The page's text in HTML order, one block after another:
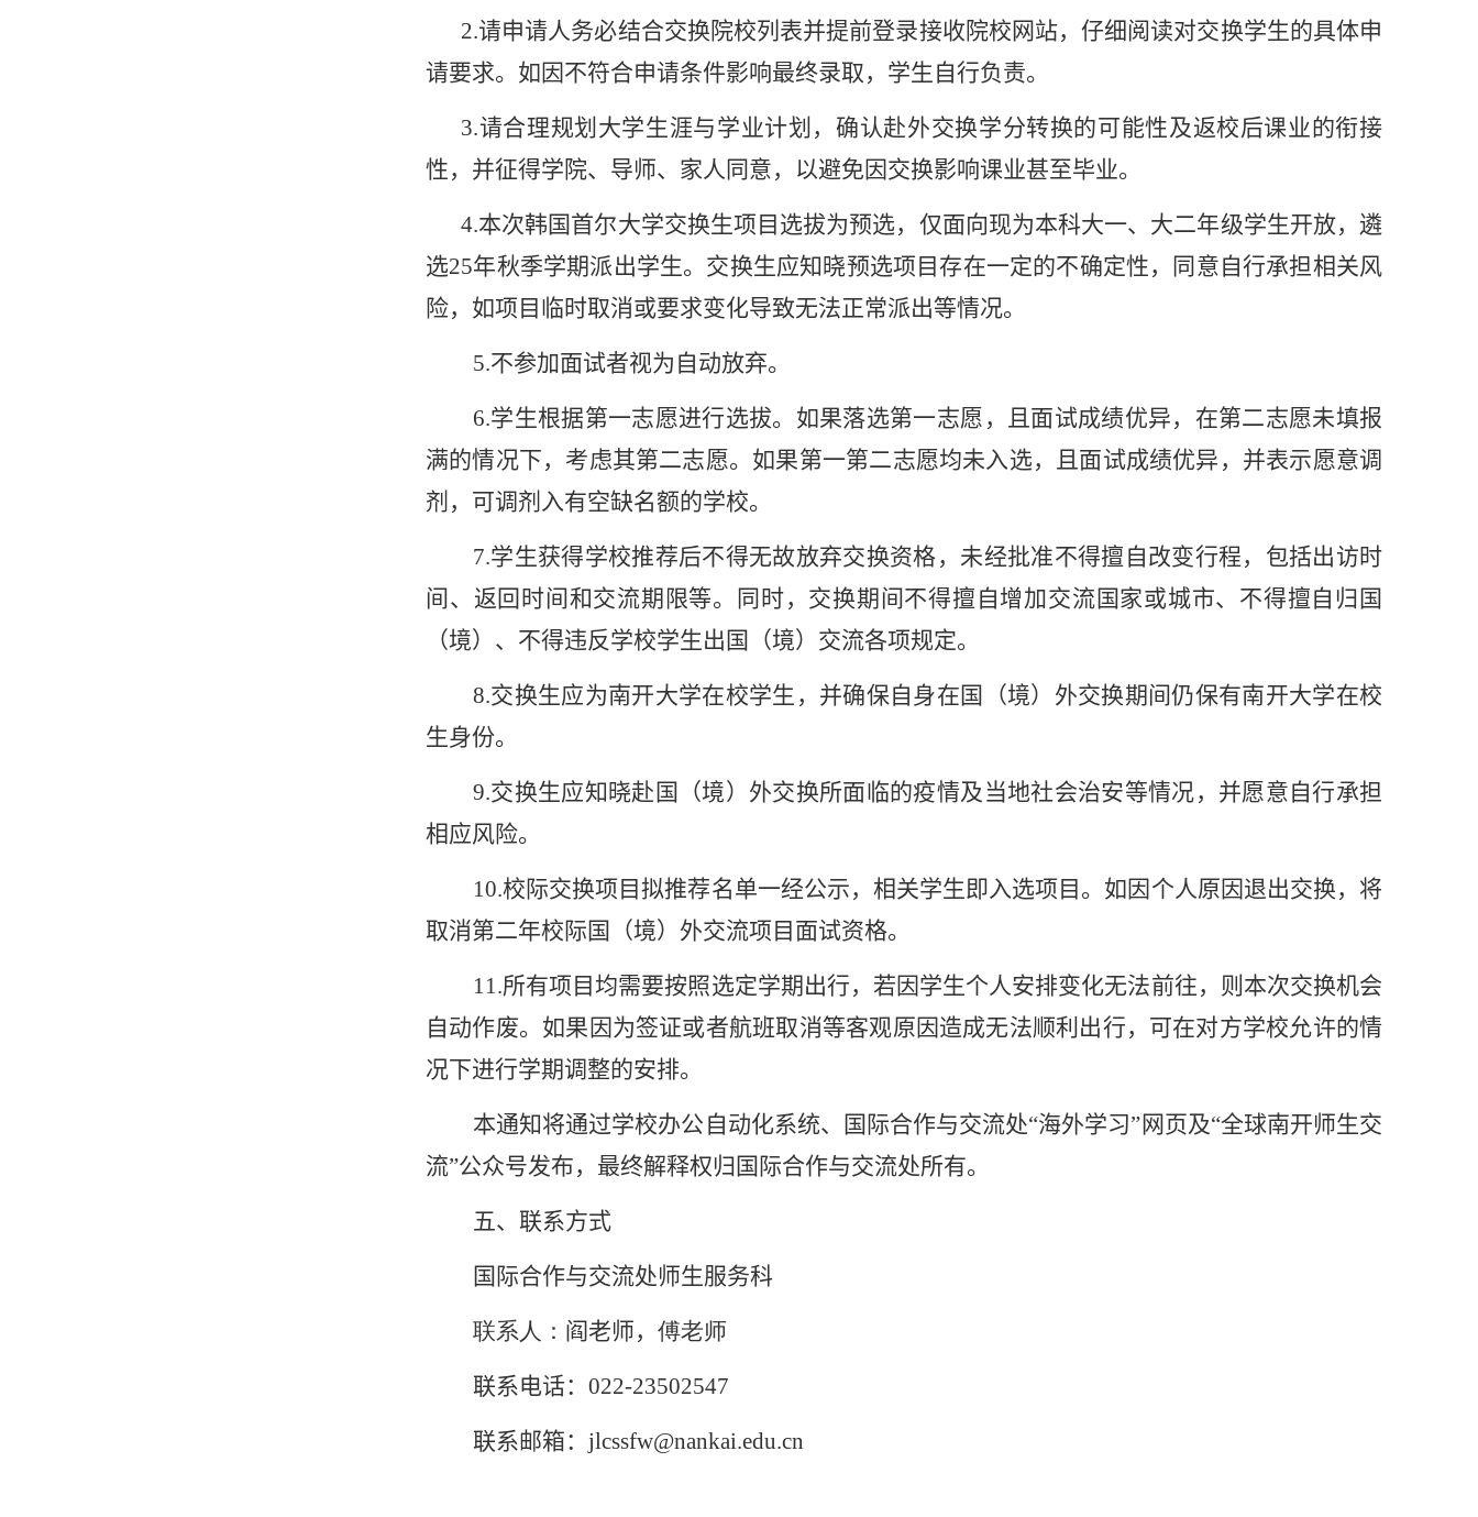
2.请申请人务必结合交换院校列表并提前登录接收院校网站，仔细阅读对交换学生的具体申
请要求。如因不符合申请条件影响最终录取，学生自行负责。
3.请合理规划大学生涯与学业计划，确认赴外交换学分转换的可能性及返校后课业的衔接
性，并征得学院、导师、家人同意，以避免因交换影响课业甚至毕业。
4.本次韩国首尔大学交换生项目选拔为预选，仅面向现为本科大一、大二年级学生开放，遴
选25年秋季学期派出学生。交换生应知晓预选项目存在一定的不确定性，同意自行承担相关风
险，如项目临时取消或要求变化导致无法正常派出等情况。
5.不参加面试者视为自动放弃。
6.学生根据第一志愿进行选拔。如果落选第一志愿，且面试成绩优异，在第二志愿未填报
满的情况下，考虑其第二志愿。如果第一第二志愿均未入选，且面试成绩优异，并表示愿意调
剂，可调剂入有空缺名额的学校。
7.学生获得学校推荐后不得无故放弃交换资格，未经批准不得擅自改变行程，包括出访时
间、返回时间和交流期限等。同时，交换期间不得擅自增加交流国家或城市、不得擅自归国
（境）、不得违反学校学生出国（境）交流各项规定。
8.交换生应为南开大学在校学生，并确保自身在国（境）外交换期间仍保有南开大学在校
生身份。
9.交换生应知晓赴国（境）外交换所面临的疫情及当地社会治安等情况，并愿意自行承担
相应风险。
10.校际交换项目拟推荐名单一经公示，相关学生即入选项目。如因个人原因退出交换，将
取消第二年校际国（境）外交流项目面试资格。
11.所有项目均需要按照选定学期出行，若因学生个人安排变化无法前往，则本次交换机会
自动作废。如果因为签证或者航班取消等客观原因造成无法顺利出行，可在对方学校允许的情
况下进行学期调整的安排。
本通知将通过学校办公自动化系统、国际合作与交流处“海外学习”网页及“全球南开师生交
流”公众号发布，最终解释权归国际合作与交流处所有。
五、联系方式
国际合作与交流处师生服务科
联系人： 阎老师， 傅老师
联系电话： 022-23502547
联系邮箱： jlcssfw@nankai.edu.cn